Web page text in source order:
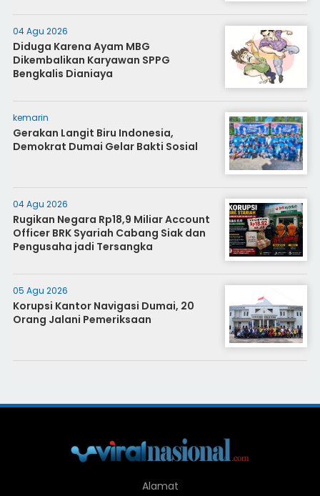
04 Agu 2026
Diduga Karena Ayam MBG
Dikembalikan Karyawan SPPG
Bengkalis Dianiaya
kemarin
Gerakan Langit Biru Indonesia,
Demokrat Dumai Gelar Bakti Sosial
04 Agu 2026
Rugikan Negara Rp18,9 Miliar Account
Officer BRK Syariah Cabang Siak dan
Pengusaha jadi Tersangka
05 Agu 2026
Korupsi Kantor Navigasi Dumai, 20
Orang Jalani Pemeriksaan
Alamat